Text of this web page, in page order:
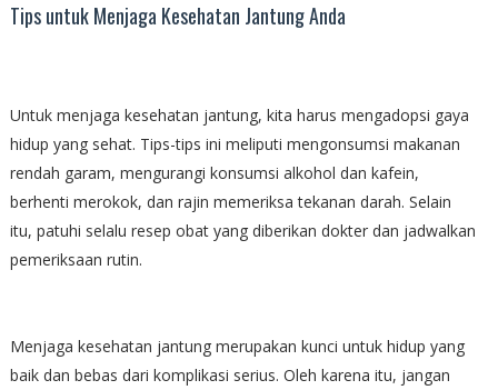
Tips untuk Menjaga Kesehatan Jantung Anda
Untuk menjaga kesehatan jantung, kita harus mengadopsi gaya
hidup yang sehat. Tips-tips ini meliputi mengonsumsi makanan
rendah garam, mengurangi konsumsi alkohol dan kafein,
berhenti merokok, dan rajin memeriksa tekanan darah. Selain
itu, patuhi selalu resep obat yang diberikan dokter dan jadwalkan
pemeriksaan rutin.
Menjaga kesehatan jantung merupakan kunci untuk hidup yang
baik dan bebas dari komplikasi serius. Oleh karena itu, jangan